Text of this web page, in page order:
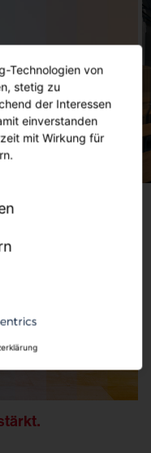
Technologien von
stetig zu
der Interessen
einverstanden
mit Wirkung für